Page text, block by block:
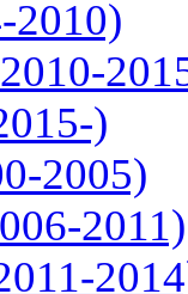
2010)
)
2005)
2011)